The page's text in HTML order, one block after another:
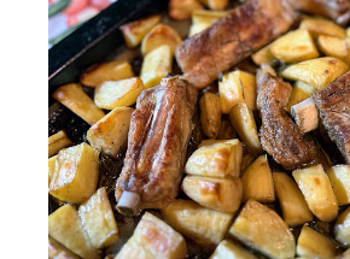
aromi, rendendole ancora più
servire come contorno oppure
giornate più calde. Come ottenere
ben marinate Per un risultato
zucchine a fette sottili e dello stesso
Preriscalda la friggitrice ad aria.
senza sovrapporle. Condiscile
tiepide. Lasciale riposare in
servirle. Porzioni: 2/3 Tempo di